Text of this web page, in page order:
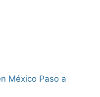
México Paso a